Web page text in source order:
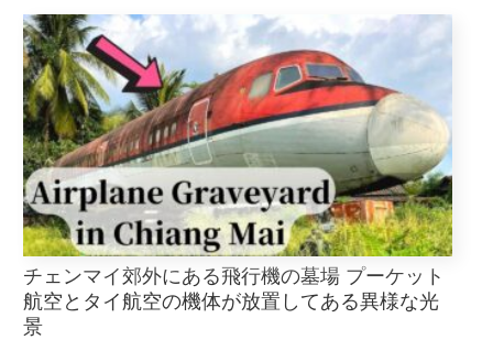
チェンマイ郊外にある飛行機の墓場 プーケット
航空とタイ航空の機体が放置してある異様な光
景